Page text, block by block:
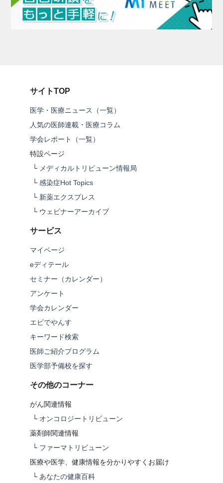
サイトTOP
医学・医療ニュース（一覧）
人気の医師連載・医療コラム
学会レポート（一覧）
特設ページ
└ メディカルトリビューン情報局
└ 感染症Hot Topics
└ 新薬エクスプレス
└ ウェビナーアーカイブ
サービス
マイページ
eディテール
セミナー（カレンダー）
アンケート
学会カレンダー
エビでやんす
キーワード検索
医師ご紹介プログラム
医学部予備校を探す
その他のコーナー
がん関連情報
└ オンコロジートリビューン
薬剤師関連情報
└ ファーマトリビューン
医療や医学、健康情報を分かりやすくお届け
└ あなたの健康百科